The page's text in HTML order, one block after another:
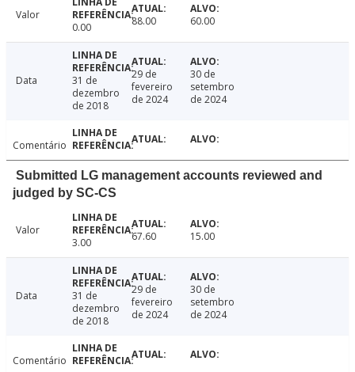
Valor
0.00
88.00 60.00
Data
31 de
dezembro
de 2018
29 de
fevereiro
de 2024
30 de
setembro
de 2024
Comentário
Submitted LG management accounts reviewed and
judged by SC-CS
Valor
3.00
67.60 15.00
Data
31 de
dezembro
de 2018
29 de
fevereiro
de 2024
30 de
setembro
de 2024
Comentário